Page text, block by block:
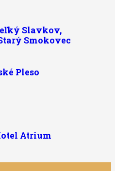
Slavkov,
Smokovec
Pleso
Atrium